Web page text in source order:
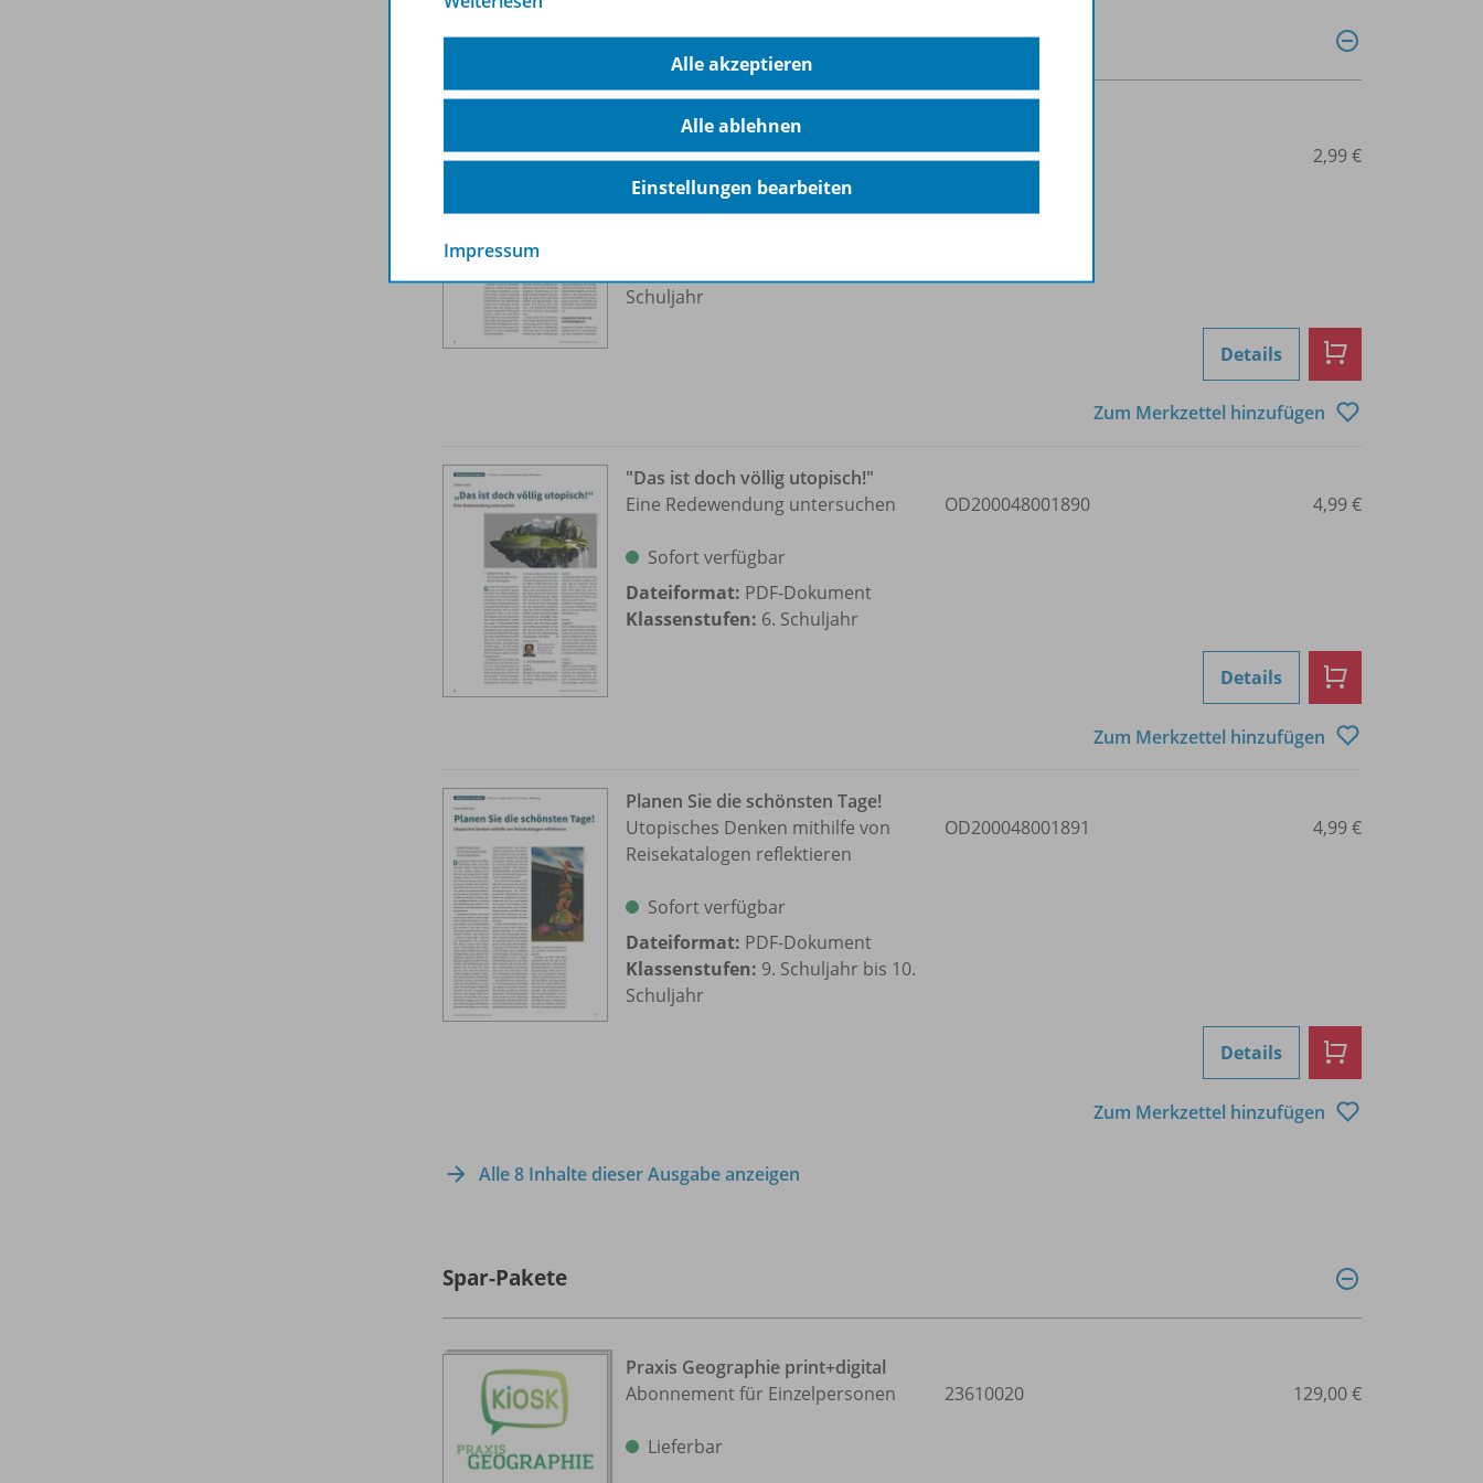
Weitere Inhalte der Ausgabe
Utopisches Denken heißt
Utopisches denken
Sofort verfügbar
Schuljahr
OD200048001889 2,99 €
Details
Zum Merkzettel hinzufügen
"Das ist doch völlig utopisch!"
Eine Redewendung untersuchen
Sofort verfügbar
Dateiformat: PDF-Dokument
Klassenstufen: 6. Schuljahr
OD200048001890 4,99 €
Details
Zum Merkzettel hinzufügen
Planen Sie die schönsten Tage!
Utopisches Denken mithilfe von
Reisekatalogen reflektieren
Sofort verfügbar
Dateiformat: PDF-Dokument
Klassenstufen: 9. Schuljahr bis 10.
Schuljahr
OD200048001891 4,99 €
Details
Zum Merkzettel hinzufügen
Alle 8 Inhalte dieser Ausgabe anzeigen
Spar-Pakete
Praxis Geographie print+digital
Abonnement für Einzelpersonen
Lieferbar
23610020 129,00 €
Alle akzeptieren
Alle ablehnen
Einstellungen bearbeiten
Impressum